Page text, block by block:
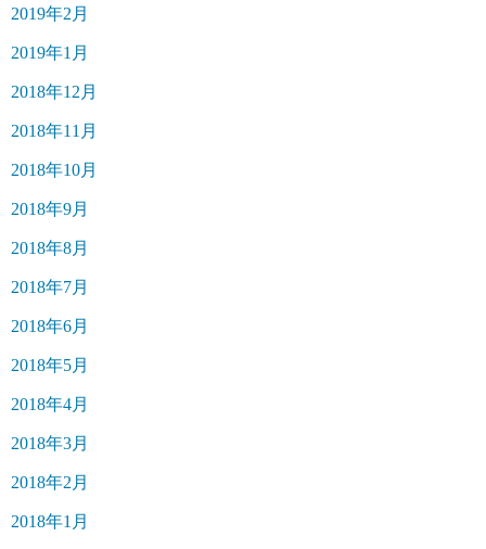
2019年2月
2019年1月
2018年12月
2018年11月
2018年10月
2018年9月
2018年8月
2018年7月
2018年6月
2018年5月
2018年4月
2018年3月
2018年2月
2018年1月